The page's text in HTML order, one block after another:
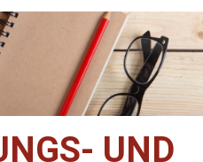
UND